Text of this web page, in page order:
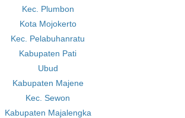
Kec. Plumbon
Kota Mojokerto
Kec. Pelabuhanratu
Kabupaten Pati
Ubud
Kabupaten Majene
Kec. Sewon
Kabupaten Majalengka